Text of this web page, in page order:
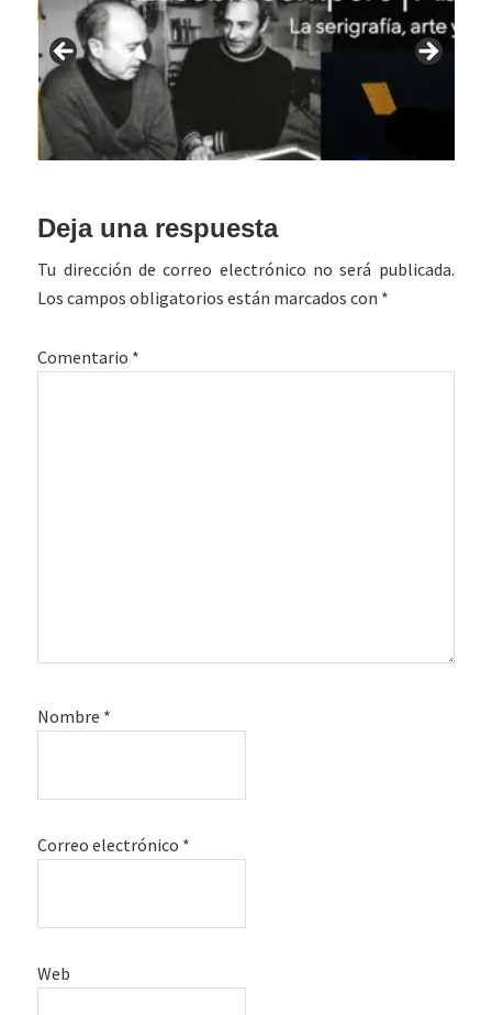
Interacciones
con
los
Deja una respuesta
Tu dirección de correo electrónico no será publicada.
Los campos obligatorios están marcados con *
Comentario *
Nombre *
Correo electrónico *
Web